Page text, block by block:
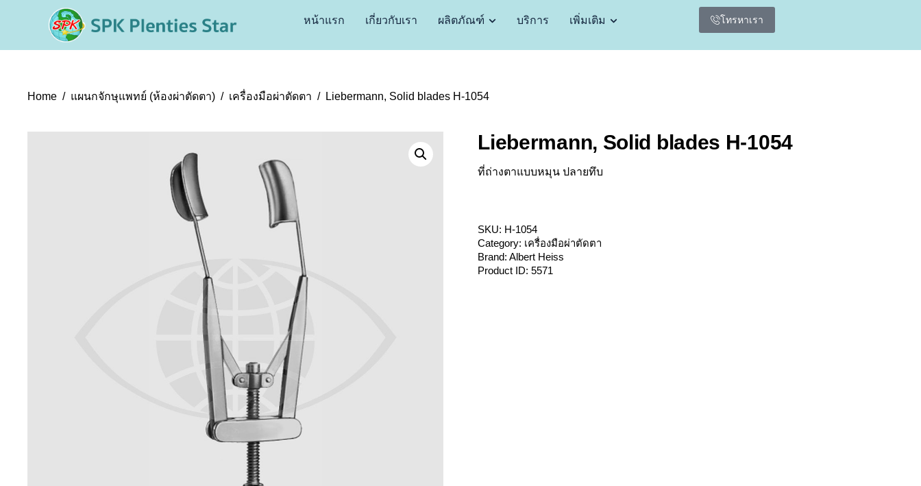
หน้าแรก เกี่ยวกับเรา ผลิตภัณฑ์ บริการ เพิ่มเติม โทรหาเรา
Home แผนกจักษุแพทย์ (ห้องผ่าตัดตา) เครื่องมือผ่าตัดตา Liebermann, Solid blades H-1054
Liebermann, Solid blades H-1054
ที่ถ่างตาแบบหมุน ปลายทึบ
SKU: H-1054
Category: เครื่องมือผ่าตัดตา
Brand:Albert Heiss
Product ID:5571